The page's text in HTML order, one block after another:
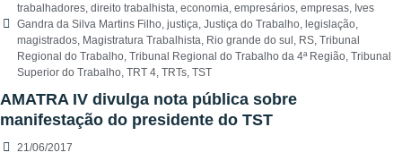
trabalhadores, direito trabalhista, economia, empresários, empresas, Ives
Gandra da Silva Martins Filho, justiça, Justiça do Trabalho, legislação,
magistrados, Magistratura Trabalhista, Rio grande do sul , RS, Tribunal
Regional do Trabalho, Tribunal Regional do Trabalho da 4ª Região, Tribunal
Superior do Trabalho, TRT 4, TRTs, TST
AMATRA IV divulga nota pública sobre
manifestação do presidente do TST
21/06/2017